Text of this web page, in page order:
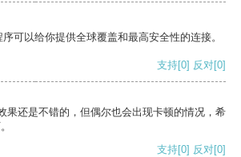
可以给你提供全球覆盖和最高安全性的连接。
支持[0] 反对[0]
果还是不错的，但偶尔也会出现卡顿的情况，希
支持[0] 反对[0]